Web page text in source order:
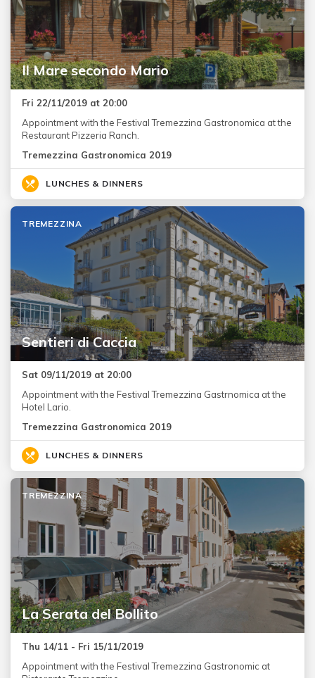
Il Mare secondo Mario
Fri 22/11/2019 at 20:00
Appointment with the Festival Tremezzina Gastronomica at the
Restaurant Pizzeria Ranch.
Tremezzina Gastronomica 2019
LUNCHES & DINNERS
Sentieri di Caccia
TREMEZZINA
Sat 09/11/2019 at 20:00
Appointment with the Festival Tremezzina Gastrnomica at the
Hotel Lario.
Tremezzina Gastronomica 2019
LUNCHES & DINNERS
La Serata del Bollito
TREMEZZINA
Thu 14/11 - Fri 15/11/2019
Appointment with the Festival Tremezzina Gastronomic at